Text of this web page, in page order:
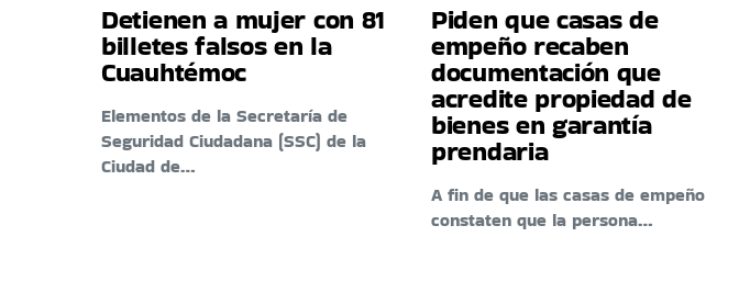
Detienen a mujer con 81
billetes falsos en la
Cuauhtémoc
Elementos de la Secretaría de
Seguridad Ciudadana (SSC) de la
Ciudad de…
Piden que casas de
empeño recaben
documentación que
acredite propiedad de
bienes en garantía
prendaria
A fin de que las casas de empeño
constaten que la persona…